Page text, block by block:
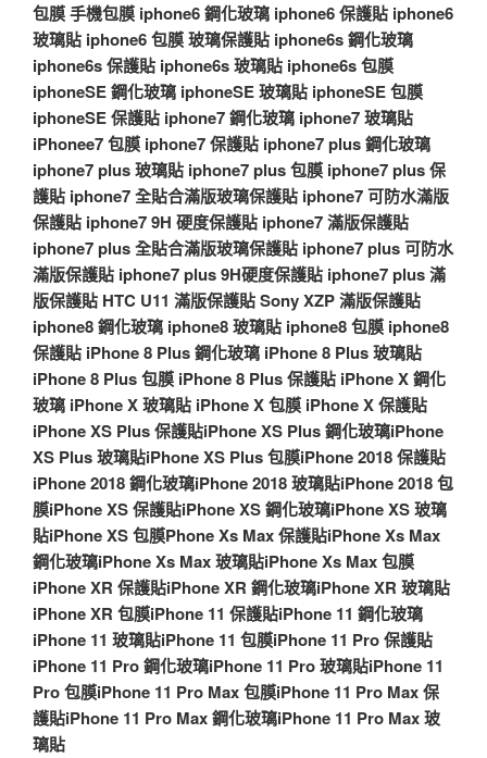
包膜手機包膜 iphone6 鋼化玻璃 iphone6 保護貼 iphone6
玻璃貼 iphone6 包膜玻璃保護貼 iphone6s 鋼化玻璃
iphone6s 保護貼 iphone6s 玻璃貼 iphone6s 包膜
iphoneSE 鋼化玻璃 iphoneSE 玻璃貼 iphoneSE 包膜
iphoneSE 保護貼 iphone7 鋼化玻璃 iphone7 玻璃貼
iPhonee7 包膜 iphone7 保護貼 iphone7 plus 鋼化玻璃
iphone7 plus 玻璃貼 iphone7 plus 包膜 iphone7 plus 保
護貼 iphone7 全貼合滿版玻璃保護貼 iphone7 可防水滿版
保護貼 iphone7 9H 硬度保護貼 iphone7 滿版保護貼
iphone7 plus 全貼合滿版玻璃保護貼 iphone7 plus 可防水
滿版保護貼 iphone7 plus 9H硬度保護貼 iphone7 plus 滿
版保護貼 HTC U11 滿版保護貼Sony XZP 滿版保護貼
iphone8 鋼化玻璃 iphone8 玻璃貼 iphone8 包膜 iphone8
保護貼 iPhone 8 Plus 鋼化玻璃 iPhone 8 Plus 玻璃貼
iPhone 8 Plus 包膜 iPhone 8 Plus 保護貼 iPhone X 鋼化
玻璃 iPhone X 玻璃貼 iPhone X 包膜 iPhone X 保護貼
iPhone XS Plus 保護貼iPhone XS Plus 鋼化玻璃iPhone
XS Plus 玻璃貼iPhone XS Plus 包膜iPhone 2018 保護貼
iPhone 2018 鋼化玻璃iPhone 2018 玻璃貼iPhone 2018 包
膜iPhone XS 保護貼iPhone XS 鋼化玻璃iPhone XS 玻璃
貼iPhone XS 包膜Phone Xs Max 保護貼iPhone Xs Max
鋼化玻璃iPhone Xs Max 玻璃貼iPhone Xs Max 包膜
iPhone XR 保護貼iPhone XR 鋼化玻璃iPhone XR 玻璃貼
iPhone XR 包膜iPhone 11 保護貼iPhone 11 鋼化玻璃
iPhone 11 玻璃貼iPhone 11 包膜iPhone 11 Pro 保護貼
iPhone 11 Pro 鋼化玻璃iPhone 11 Pro 玻璃貼iPhone 11
Pro 包膜iPhone 11 Pro Max 包膜iPhone 11 Pro Max 保
護貼iPhone 11 Pro Max 鋼化玻璃iPhone 11 Pro Max 玻
璃貼